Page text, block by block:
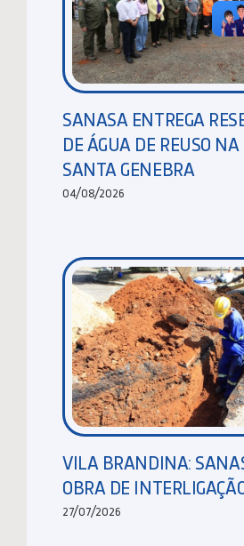
SANASA ENTREGA
DE ÁGUA DE REUSO
SANTA GENEBRA
04/08/2026
VILA BRANDINA:
OBRA DE
27/07/2026